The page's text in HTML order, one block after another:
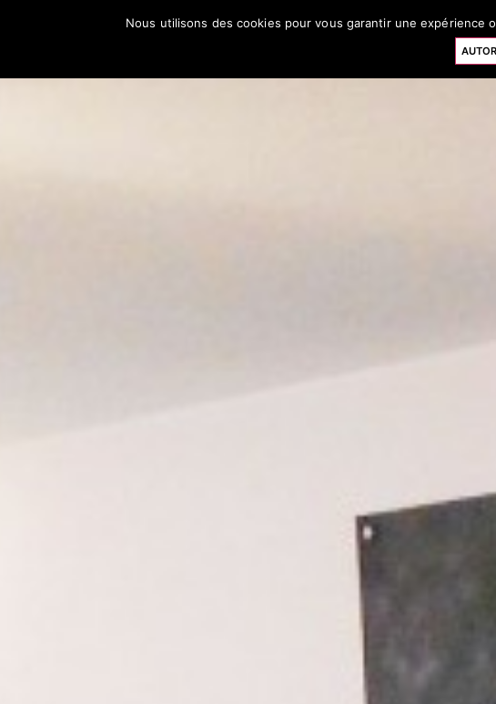
Les suggestions
Nous utilisons des cookies pour vous garantir une